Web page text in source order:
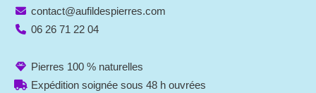
contact@aufildespierres.com
06 26 71 22 04
Pierres 100 % naturelles
Expédition soignée sous 48 h ouvrées